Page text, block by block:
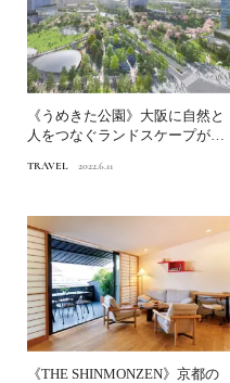
《うめきた公園》大阪に自然と
人をつなぐランドスケープが誕
TRAVEL 2022.6.11
《THE SHINMONZEN》京都の